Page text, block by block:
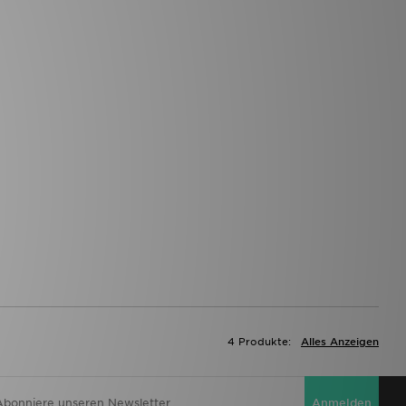
Alles Anzeigen
4 Produkte:
Anmelden